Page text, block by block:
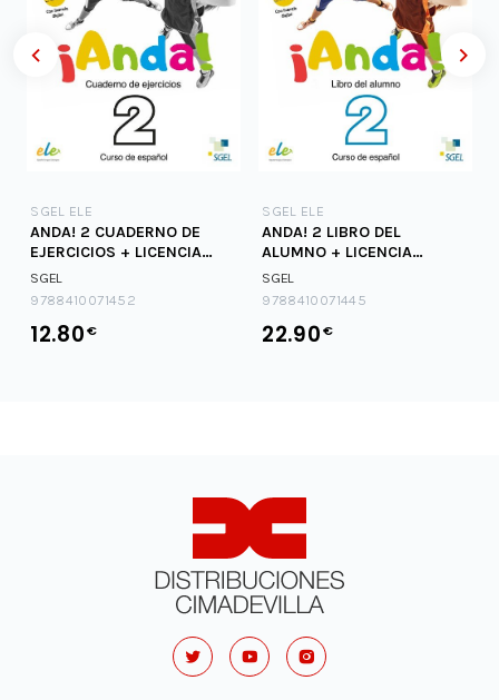
SGEL ELE
ANDA! 2 CUADERNO DE
EJERCICIOS + LICENCIA
DIGITAL
SGEL
9788410071452
12.80€
SGEL ELE
ANDA! 2 LIBRO DEL
ALUMNO + LICENCIA
DIGITAL
SGEL
9788410071445
22.90€